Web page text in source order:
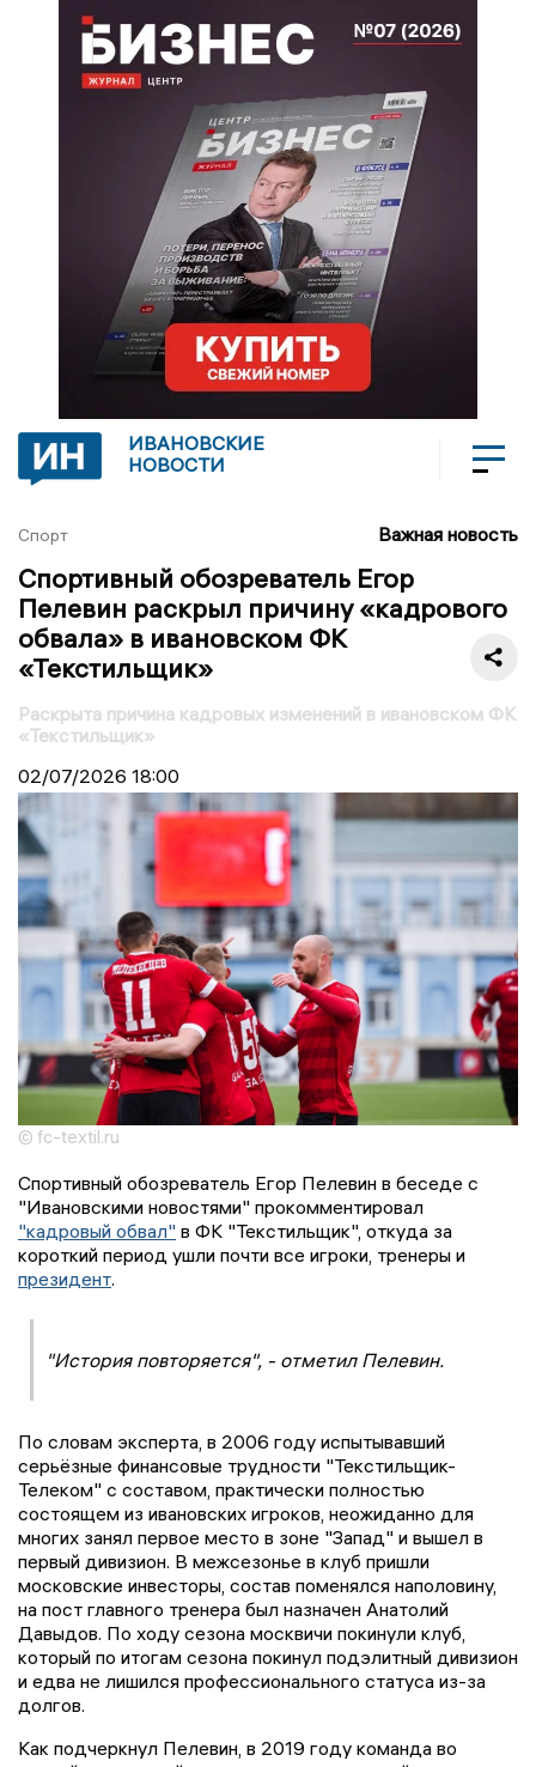
ИВАНОВСКИЕ
НОВОСТИ
Спорт Важная новость
Спортивный обозреватель Егор
Пелевин раскрыл причину «кадрового
обвала» в ивановском ФК
«Текстильщик»
Раскрыта причина кадровых изменений в ивановском ФК
«Текстильщик»
02/07/2026 18:00
© fc-textil.ru
Спортивный обозреватель Егор Пелевин в беседе с
"Ивановскими новостями" прокомментировал
"кадровый обвал" в ФК "Текстильщик", откуда за
короткий период ушли почти все игроки, тренеры и
президент.
"История повторяется", - отметил Пелевин.
По словам эксперта, в 2006 году испытывавший
серьёзные финансовые трудности "Текстильщик-
Телеком" с составом, практически полностью
состоящем из ивановских игроков, неожиданно для
многих занял первое место в зоне "Запад" и вышел в
первый дивизион. В межсезонье в клуб пришли
московские инвесторы, состав поменялся наполовину,
на пост главного тренера был назначен Анатолий
Давыдов. По ходу сезона москвичи покинули клуб,
который по итогам сезона покинул подэлитный дивизион
и едва не лишился профессионального статуса из-за
долгов.
Как подчеркнул Пелевин, в 2019 году команда во